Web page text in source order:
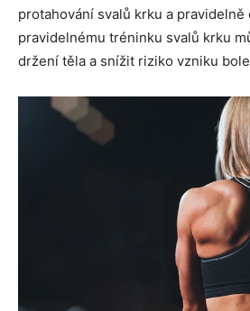
protahování svalů krku a
pravidelnému tréninku svalů krku
držení těla a snížit riziko vzniku